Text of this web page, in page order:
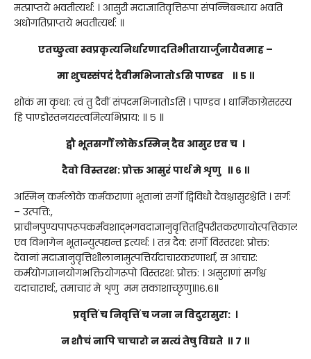
मत्प्राप्तये भवतीत्यर्थ: । आसुरी मदाज्ञातिवृत्तिरूपा संपन्निबन्धाय भवति
अधोगतिप्राप्तये भवतीत्यर्थ: ॥
एतच्छ्रुत्वा स्वप्रकृत्यनिर्धारणादतिभीतायार्जुनायैवमाह –
मा शुचस्संपदं दैवीमभिजातोऽसि पाण्डव ॥ ५ ॥
शोकं मा कृथा: त्वं तु दैवीं संपदमभिजातोऽसि । पाण्डव । धार्मिकाग्रेसरस्य
हि पाण्डोस्तनयस्त्वमित्यभिप्राय: ॥ ५ ॥
द्वौ भूतसर्गौ लोकेऽस्मिन् दैव आसुर एव च ।
दैवो विस्तरश: प्रोक्त आसुरं पार्थ मे शृणु ॥ ६ ॥
अस्मिन् कर्मलोके कर्मकराणां भूतानां सर्गो द्विविधौ दैवश्चासुरश्चेति । सर्ग:
– उत्पत्ति:,
प्राचीनपुण्यपापरूपकर्मवशाद्भगवदाज्ञानुवृत्तितद्विपरीतकरणायोत्पत्तिकाल
एव विभागेन भूतान्युत्पद्यन्त इत्यर्थ: । तत्र दैव: सर्गो विस्तरश: प्रोक्त:
देवानां मदाज्ञानुवृत्तिशीलानामुत्पत्तिर्यदाचारकरणार्था, स आचार:
कर्मयोगज्ञानयोगभक्तियोगरूपो विस्तरश: प्रोक्त: । असुराणां सर्गश्च
यदाचारार्थ:, तमाचारं मे शृणु मम सकाशाच्छृणु॥१६.६॥
प्रवृत्तिं च निवृत्तिं च जना न विदुरासुरा: ।
न शौचं नापि चाचारो न सत्यं तेषु विद्यते ॥ ७ ॥